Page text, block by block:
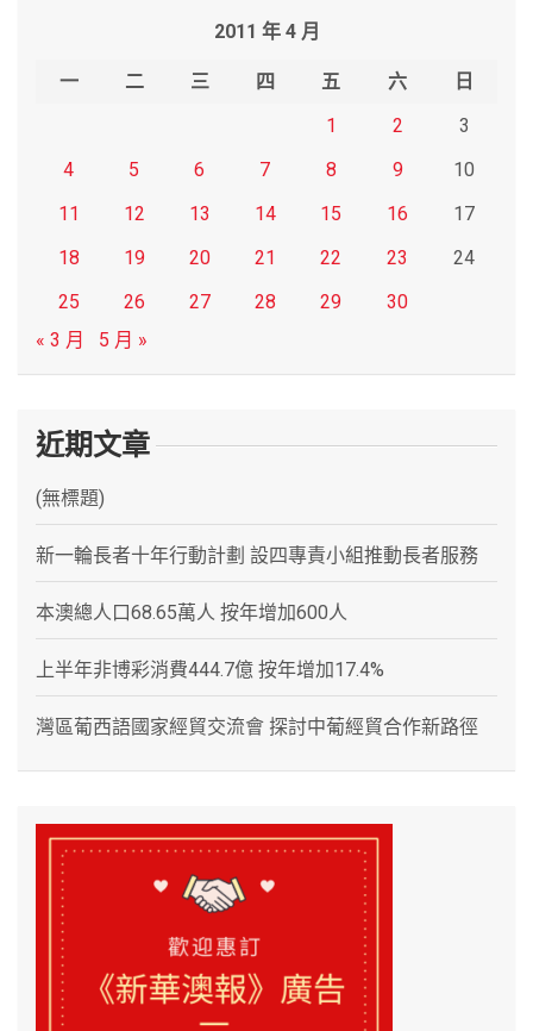
2011 年 4 月
一 二 三 四 五 六
日
1
2
3
4
5 6 7 8 9
10
11
12 13 14 15 16
17
18
19 20 21 22 23
24
25
26 27 28 29
30
« 3 月
5 月 »
近期文章
(無標題)
新一輪長者十年行動計劃 設四專責小組推動長者服務
本澳總人口68.65萬人 按年增加600人
上半年非博彩消費444.7億 按年增加17.4%
灣區葡西語國家經貿交流會 探討中葡經貿合作新路徑